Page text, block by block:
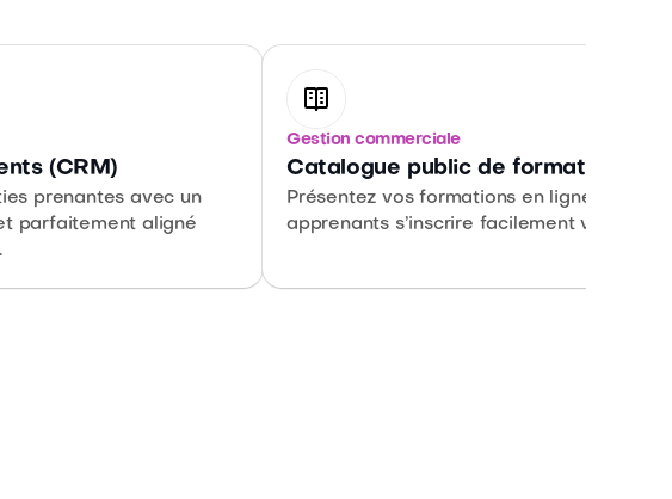
(CRM)
prenantes avec un
parfaitement aligné
Gestion commerciale
Catalogue public de formations
Présentez vos formations en ligne et
apprenants s’inscrire facilement via votre